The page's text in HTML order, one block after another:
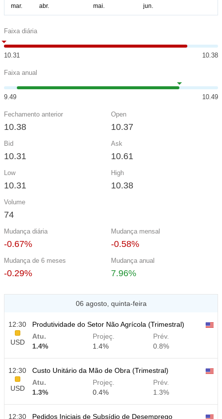
Faixa diária
10.31 10.38
Faixa anual
9.49 10.49
Fechamento anterior
10.38
Open
10.37
Bid
10.31
Ask
10.61
Low
10.31
High
10.38
Volume
74
Mudança diária
-0.67%
Mudança mensal
-0.58%
Mudança de 6 meses
-0.29%
Mudança anual
7.96%
06 agosto, quinta-feira
12:30
USD
Produtividade do Setor Não Agrícola (Trimestral)
Atu.
1.4%
Projeç.
1.4%
Prév.
0.8%
12:30
USD
Custo Unitário da Mão de Obra (Trimestral)
Atu.
1.3%
Projeç.
0.4%
Prév.
1.3%
12:30
Pedidos Iniciais de Subsídio de Desemprego